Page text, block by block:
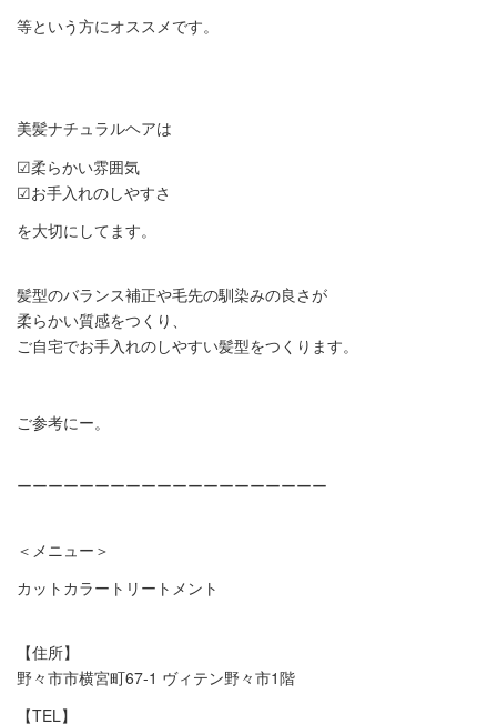
等という方にオススメです。
美髪ナチュラルヘアは
☑︎柔らかい雰囲気
☑︎お手入れのしやすさ
を大切にしてます。
髪型のバランス補正や毛先の馴染みの良さが
柔らかい質感をつくり、
ご自宅でお手入れのしやすい髪型をつくります。
ご参考にー。
ーーーーーーーーーーーーーーーーーーーー
＜メニュー＞
カットカラートリートメント
【住所】
野々市市横宮町67-1 ヴィテン野々市1階
【TEL】